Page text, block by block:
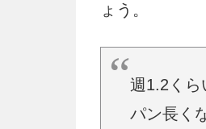
ょう。
週1.2くら
パン長く